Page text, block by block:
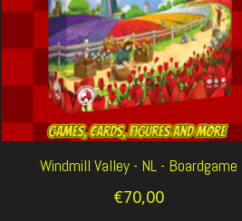
Windmill Valley - NL - Boardgame
€70,00